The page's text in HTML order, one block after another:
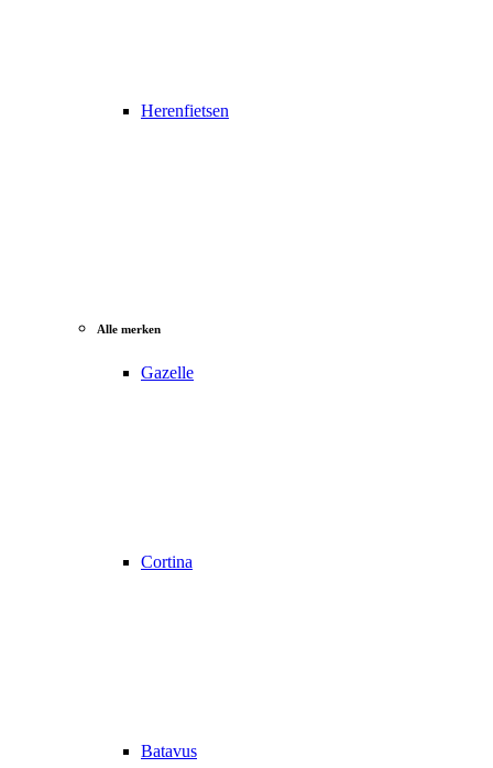
Herenfietsen
Alle merken
Gazelle
Cortina
Batavus